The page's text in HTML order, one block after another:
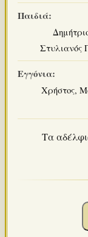
Παιδιά:
Στυλιανός
Εγγόνια:
Χρήστος,
Τα